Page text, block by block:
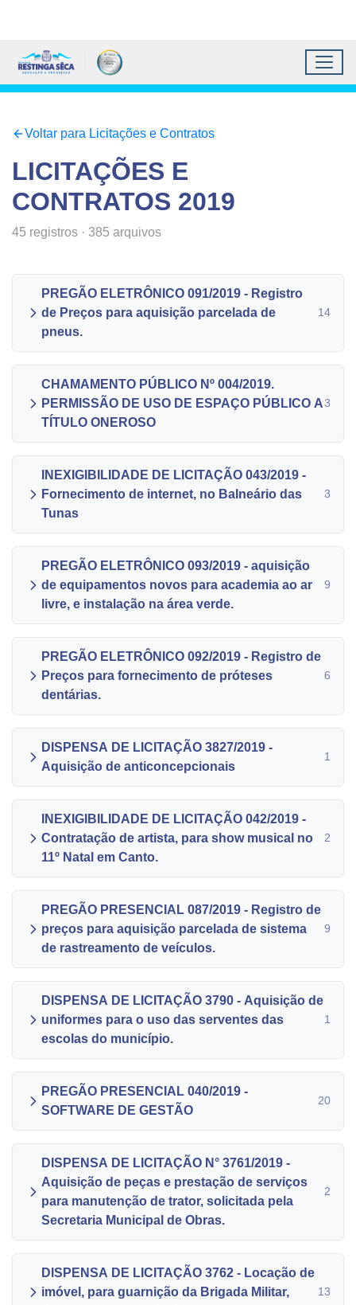
Topo do site
Ir para conteúdo principal
Todos os atalhos
Conteúdo principal
Conteúdo Principal
Prefeitura Municipal de
Voltar para Licitações e Contratos
LICITAÇÕES E
CONTRATOS 2019
45 registros · 385 arquivos
PREGÃO ELETRÔNICO 091/2019 - Registro
de Preços para aquisição parcelada de
pneus.
14
CHAMAMENTO PÚBLICO Nº 004/2019.
PERMISSÃO DE USO DE ESPAÇO PÚBLICO A
TÍTULO ONEROSO
3
INEXIGIBILIDADE DE LICITAÇÃO 043/2019 -
Fornecimento de internet, no Balneário das
Tunas
3
PREGÃO ELETRÔNICO 093/2019 - aquisição
de equipamentos novos para academia ao ar
livre, e instalação na área verde.
9
PREGÃO ELETRÔNICO 092/2019 - Registro de
Preços para fornecimento de próteses
dentárias.
6
DISPENSA DE LICITAÇÃO 3827/2019 -
Aquisição de anticoncepcionais
1
INEXIGIBILIDADE DE LICITAÇÃO 042/2019 -
Contratação de artista, para show musical no
11º Natal em Canto.
2
PREGÃO PRESENCIAL 087/2019 - Registro de
preços para aquisição parcelada de sistema
de rastreamento de veículos.
9
DISPENSA DE LICITAÇÃO 3790 - Aquisição de
uniformes para o uso das serventes das
escolas do município.
1
PREGÃO PRESENCIAL 040/2019 -
SOFTWARE DE GESTÃO
20
DISPENSA DE LICITAÇÃO N° 3761/2019 -
Aquisição de peças e prestação de serviços
para manutenção de trator, solicitada pela
Secretaria Municipal de Obras.
2
DISPENSA DE LICITAÇÃO 3762 - Locação de
imóvel, para guarnição da Brigada Militar,
13